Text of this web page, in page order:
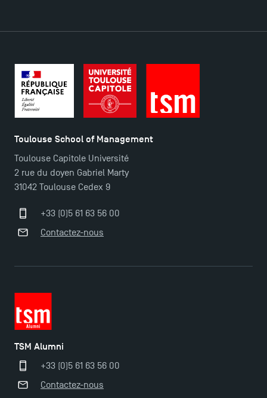
Ouverture des candidatures pour le Doctoral
2025 !
Ouverture des candidatures en Master pour 2024-
Toulouse School of Management
Toulouse Capitole Université
2 rue du doyen Gabriel Marty
31042 Toulouse Cedex 9
+33 (0)5 61 63 56 00
Contactez-nous
TSM Alumni
+33 (0)5 61 63 56 00
Contactez-nous